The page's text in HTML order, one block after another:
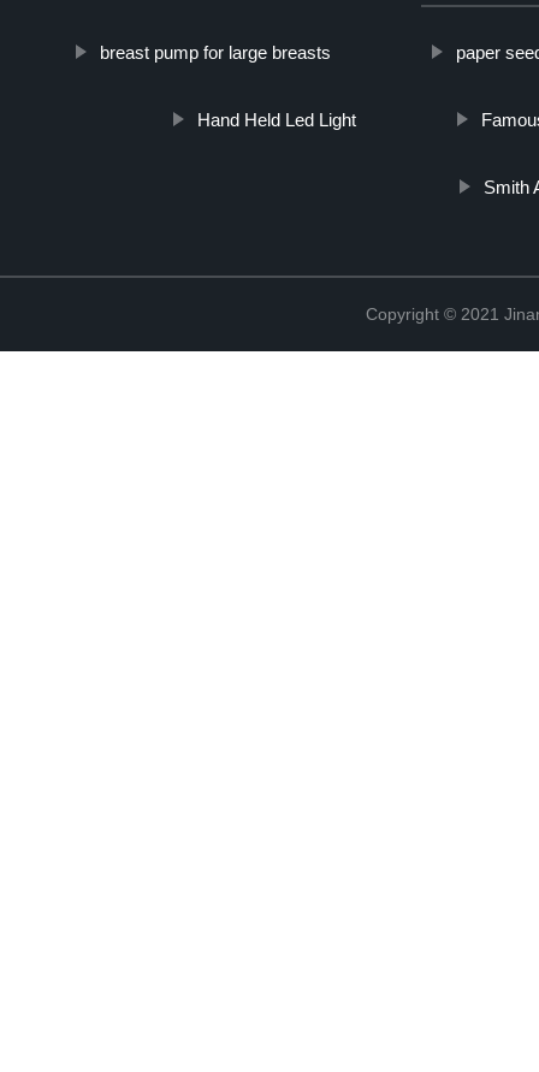
breast pump for large breasts paper
Hand Held Led Light
Smith
Copyright © 2021